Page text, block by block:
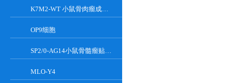
K7M2-WT 小鼠骨肉瘤成骨细胞系
OP9细胞
SP2/0-AG14小鼠骨髓瘤贴壁细胞系
MLO-Y4